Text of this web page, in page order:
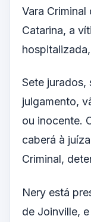
Vara
Catarina, a
Sete jurados,
julgamento,
ou inocente.
caberá à
Criminal,
Nery está
de Joinville,